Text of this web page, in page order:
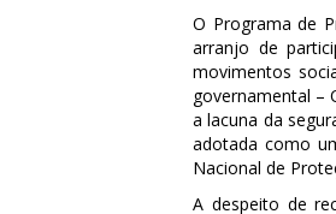
O Programa de
arranjo de
movimentos
governamental –
a lacuna da
adotada como
Nacional de
A despeito de